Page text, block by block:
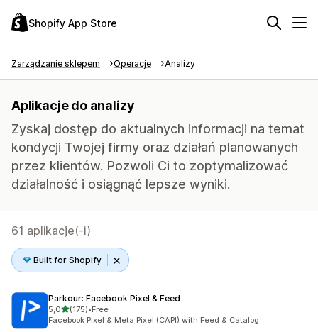
Shopify App Store
Zarządzanie sklepem Operacje Analizy
Aplikacje do analizy
Zyskaj dostęp do aktualnych informacji na temat
kondycji Twojej firmy oraz działań planowanych
przez klientów. Pozwoli Ci to zoptymalizować
działalność i osiągnąć lepsze wyniki.
61 aplikacje(-i)
Built for Shopify
Parkour: Facebook Pixel & Feed
5,0na 5 gwiazdek
(175)
Łączna liczba recenzji: 175
•Free
Facebook Pixel & Meta Pixel (CAPI) with Feed & Catalog